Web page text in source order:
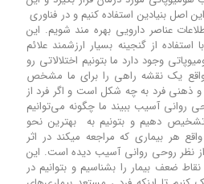
اصل بنیادین استفاده کنیم و در فناوری
عناصر دارویی بهره مند شویم. این
از گنجینه بسیار ارزشمند علائم
وجود دارد ما بتونیم اختلالاتی رو
یک نقشه راهی را برای ما مشخص
و ذهنی فرد به چه شکل است و اگر فرد از
روانی آسیب ببیند ما چگونه می‌توانیم
دهیم و بتونیم به بهترین نحو
هر بیماری که مراجعه میکند در اثر
روحی روانی آسیب دیده است. این
ضعف بیمار را بشناسیم و بتوانیم در